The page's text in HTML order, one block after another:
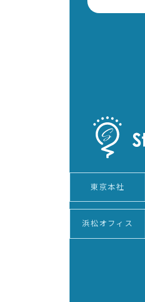
東京本社
浜松オフィス